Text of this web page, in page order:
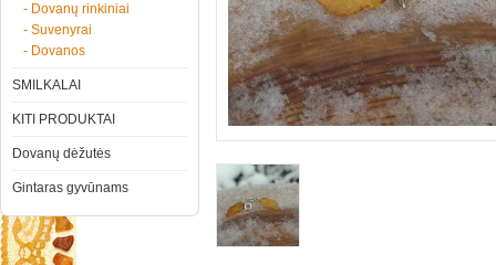
- Dovanų rinkiniai
- Suvenyrai
- Dovanos
SMILKALAI
KITI PRODUKTAI
Dovanų dėžutės
Gintaras gyvūnams